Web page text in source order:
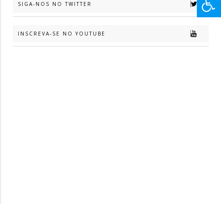
SIGA-NOS NO TWITTER
INSCREVA-SE NO YOUTUBE